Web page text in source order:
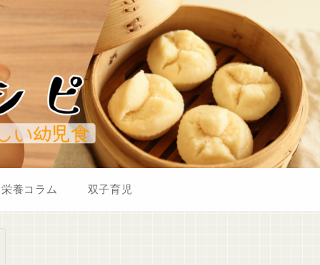
栄養コラム 双子育児